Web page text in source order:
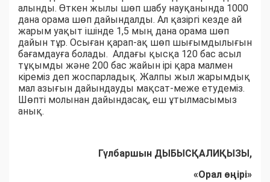
алынды. Өткен жылы шөп шабу науқанында 1000
дана орама шөп дайындалды. Ал қазіргі кезде ай
жарым уақыт ішінде 1,5 мың дана орама шөп
дайын тұр. Осыған қарап-ақ шөп шығымдылығын
бағамдауға болады. Алдағы қысқа 120 бас асыл
тұқымды және 200 бас жайын ірі қара малмен
кіреміз деп жоспарладық. Жалпы жыл жарымдық
мал азығын дайындауды мақсат-меже етудеміз.
Шөпті молынан дайындасақ, еш ұтылмасымыз
анық.
Гүлбаршын ДЫБЫСҚАЛИҚЫЗЫ,
«Орал өңірі»